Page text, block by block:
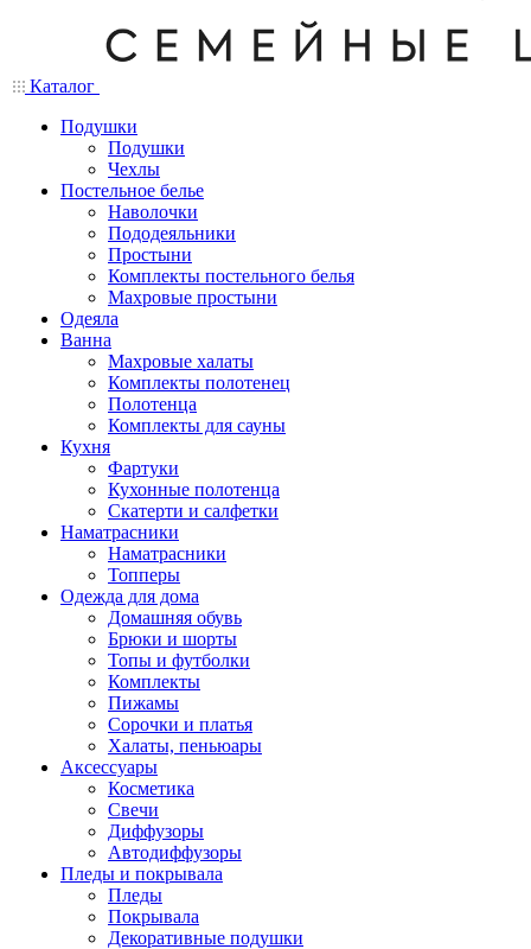
Каталог
Подушки
Подушки
Чехлы
Постельное белье
Наволочки
Пододеяльники
Простыни
Комплекты постельного белья
Махровые простыни
Одеяла
Ванна
Махровые халаты
Комплекты полотенец
Полотенца
Комплекты для сауны
Кухня
Фартуки
Кухонные полотенца
Скатерти и салфетки
Наматрасники
Наматрасники
Топперы
Одежда для дома
Домашняя обувь
Брюки и шорты
Топы и футболки
Комплекты
Пижамы
Сорочки и платья
Халаты, пеньюары
Аксессуары
Косметика
Свечи
Диффузоры
Автодиффузоры
Пледы и покрывала
Пледы
Покрывала
Декоративные подушки